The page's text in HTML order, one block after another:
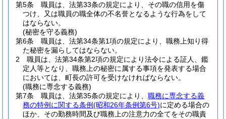
第5条
職員は、法第33条の規定により、その職の信用を傷
つけ、又は職員の職全体の不名誉となるような行為をして
はならない。
(秘密を守る義務)
第6条
職員は、法第34条第1項の規定により、職務上知り得
た秘密を漏らしてはならない。
2
職員は、法第34条第2項の規定により法令による証人、鑑
定人等となり、職務上の秘密に属する事項を発表する場合
においては、町長の許可を受けなければならない。
(職務に専念する義務)
第7条
職員は、法第35条の規定により、 職務に専念する義
務の特例に関する条例(昭和26年条例第6号)に定める場合の
ほか、その勤務時間及び職務上の注意力の全てをその職責